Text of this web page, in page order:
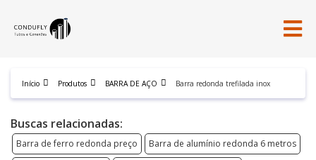
Início Produtos BARRA DE AÇO Barra redonda trefilada inox
Buscas relacionadas:
Barra de ferro redonda preço
Barra de alumínio redonda 6 metros